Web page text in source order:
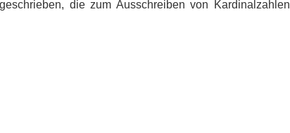
die zum Ausschreiben von Kardinalzahlen